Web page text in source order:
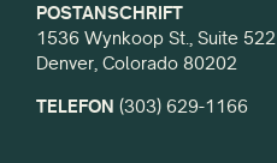
POSTANSCHRIFT
1536 Wynkoop St., Suite 522
Denver, Colorado 80202
TELEFON (303) 629-1166